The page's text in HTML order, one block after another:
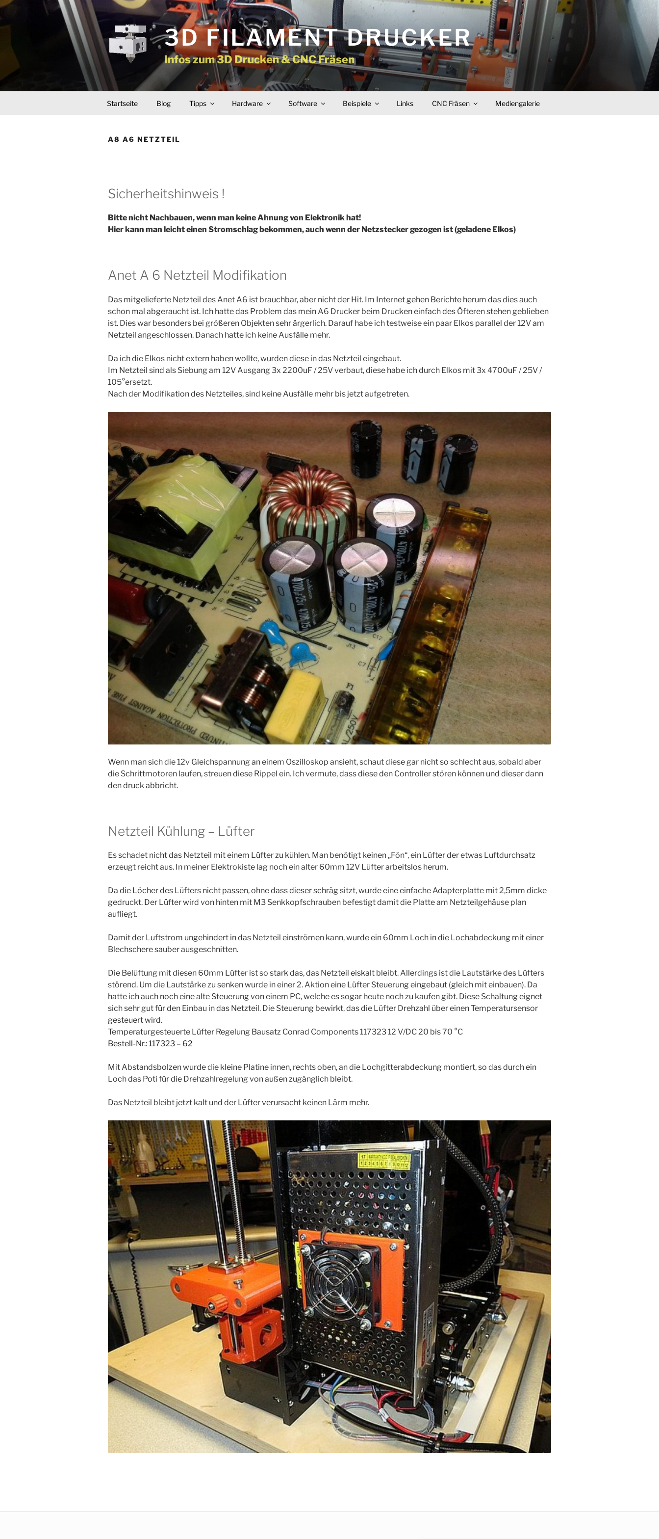
Zum
springen
3D FILAMENT DRUCKER
Infos zum 3D Drucken & CNC Fräsen
Startseite Blog Tipps Hardware Software Beispiele Links CNC Fräsen Mediengalerie
A8 A6 NETZTEIL
Sicherheitshinweis !
Bitte nicht Nachbauen, wenn man keine Ahnung von Elektronik hat!
Hier kann man leicht einen Stromschlag bekommen, auch wenn der Netzstecker gezogen ist (geladene Elkos)
Anet A 6 Netzteil Modifikation
Das mitgelieferte Netzteil des Anet A6 ist brauchbar, aber nicht der Hit. Im Internet gehen Berichte herum das dies auch
schon mal abgeraucht ist. Ich hatte das Problem das mein A6 Drucker beim Drucken einfach des Öfteren stehen geblieben
ist. Dies war besonders bei größeren Objekten sehr ärgerlich. Darauf habe ich testweise ein paar Elkos parallel der 12V am
Netzteil angeschlossen. Danach hatte ich keine Ausfälle mehr.
Da ich die Elkos nicht extern haben wollte, wurden diese in das Netzteil eingebaut.
Im Netzteil sind als Siebung am 12V Ausgang 3x 2200uF / 25V verbaut, diese habe ich durch Elkos mit 3x 4700uF / 25V /
105°ersetzt.
Nach der Modifikation des Netzteiles, sind keine Ausfälle mehr bis jetzt aufgetreten.
Wenn man sich die 12v Gleichspannung an einem Oszilloskop ansieht, schaut diese gar nicht so schlecht aus, sobald aber
die Schrittmotoren laufen, streuen diese Rippel ein. Ich vermute, dass diese den Controller stören können und dieser dann
den druck abbricht.
Netzteil Kühlung – Lüfter
Es schadet nicht das Netzteil mit einem Lüfter zu kühlen. Man benötigt keinen „Fön“, ein Lüfter der etwas Luftdurchsatz
erzeugt reicht aus. In meiner Elektrokiste lag noch ein alter 60mm 12V Lüfter arbeitslos herum.
Da die Löcher des Lüfters nicht passen, ohne dass dieser schräg sitzt, wurde eine einfache Adapterplatte mit 2,5mm dicke
gedruckt. Der Lüfter wird von hinten mit M3 Senkkopfschrauben befestigt damit die Platte am Netzteilgehäuse plan
aufliegt.
Damit der Luftstrom ungehindert in das Netzteil einströmen kann, wurde ein 60mm Loch in die Lochabdeckung mit einer
Blechschere sauber ausgeschnitten.
Die Belüftung mit diesen 60mm Lüfter ist so stark das, das Netzteil eiskalt bleibt. Allerdings ist die Lautstärke des Lüfters
störend. Um die Lautstärke zu senken wurde in einer 2. Aktion eine Lüfter Steuerung eingebaut (gleich mit einbauen). Da
hatte ich auch noch eine alte Steuerung von einem PC, welche es sogar heute noch zu kaufen gibt. Diese Schaltung eignet
sich sehr gut für den Einbau in das Netzteil. Die Steuerung bewirkt, das die Lüfter Drehzahl über einen Temperatursensor
gesteuert wird.
Temperaturgesteuerte Lüfter Regelung Bausatz Conrad Components 117323 12 V/DC 20 bis 70 °C
Bestell-Nr.: 117323 – 62
Mit Abstandsbolzen wurde die kleine Platine innen, rechts oben, an die Lochgitterabdeckung montiert, so das durch ein
Loch das Poti für die Drehzahlregelung von außen zugänglich bleibt.
Das Netzteil bleibt jetzt kalt und der Lüfter verursacht keinen Lärm mehr.